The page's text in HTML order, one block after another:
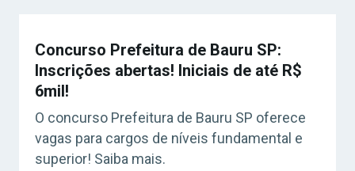
Concurso Prefeitura de Bauru SP:
Inscrições abertas! Iniciais de até R$
6mil!
O concurso Prefeitura de Bauru SP oferece
vagas para cargos de níveis fundamental e
superior! Saiba mais.